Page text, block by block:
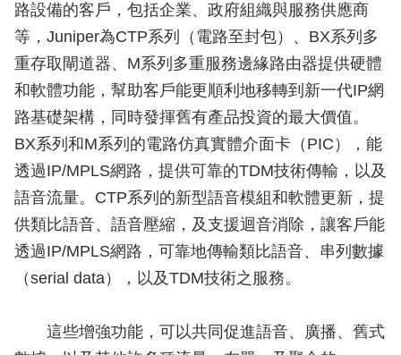
路設備的客戶，包括企業、政府組織與服務供應商
等，Juniper為CTP系列（電路至封包）、BX系列多
重存取閘道器、M系列多重服務邊緣路由器提供硬體
和軟體功能，幫助客戶能更順利地移轉到新一代IP網
路基礎架構，同時發揮舊有產品投資的最大價值。
BX系列和M系列的電路仿真實體介面卡（PIC），能
透過IP/MPLS網路，提供可靠的TDM技術傳輸，以及
語音流量。CTP系列的新型語音模組和軟體更新，提
供類比語音、語音壓縮，及支援迴音消除，讓客戶能
透過IP/MPLS網路，可靠地傳輸類比語音、串列數據
（serial data），以及TDM技術之服務。
這些增強功能，可以共同促進語音、廣播、舊式